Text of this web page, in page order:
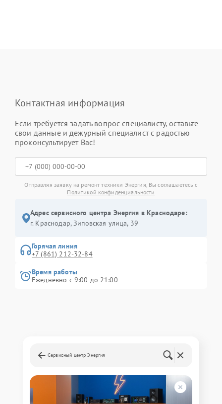
Контактная информация
Если требуется задать вопрос специалисту, оставьте
свои данные и дежурный специалист с радостью
проконсультирует Вас!
Отправляя заявку на ремонт техники Энергия, Вы соглашаетесь с
Политикой конфиденциальности
Адрес сервисного центра Энергия в Краснодаре:
г. Краснодар, Зиповская улица, 39
Горячая линия
+7 (861) 212-32-84
Время работы
Ежедневно с 9:00 до 21:00
Сервисный центр Энергия